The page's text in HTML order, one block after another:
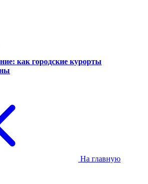
как городские курорты
На главную